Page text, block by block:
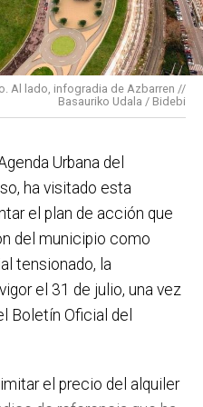
estos tres años han dado
destacaría el
urbanos,la
de Actuación Energética,
y la instalación de
hacen de Basauri un
para el futuro.
en acciones de
destacan el diseño de
junto con un Plan de
Altas Temperaturas,
hemos sufrido.
que se construirá en
Al lado, infogradia de Azbarren //
Basauriko Udala / Bidebi
Urbana del
ha visitado esta
el plan de acción que
del municipio como
tensionado, la
el 31 de julio, una vez
Boletín Oficial del
el precio del alquiler